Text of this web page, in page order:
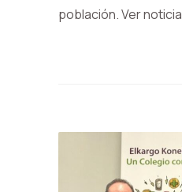
población. Ver noticia